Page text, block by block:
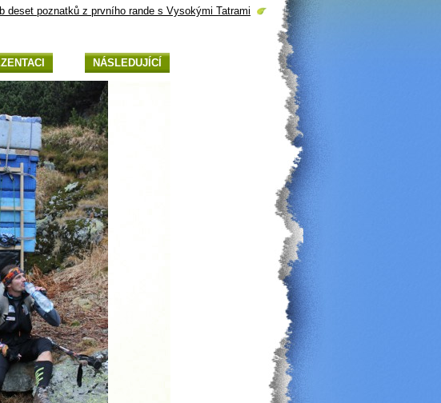
deset poznatků z prvního rande s Vysokými Tatrami
NÁSLEDUJÍCÍ